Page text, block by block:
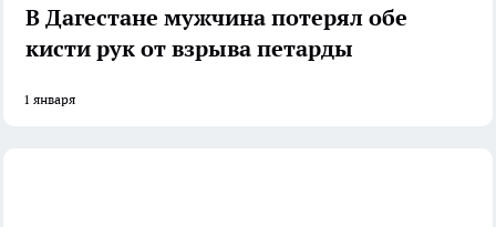
В Дагестане мужчина потерял обе
кисти рук от взрыва петарды
1 января